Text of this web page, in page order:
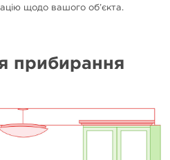
щодо вашого об’єкта.
прибирання